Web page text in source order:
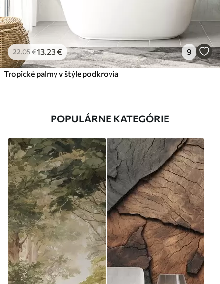
22.05€13 .23€ 9
Tropické palmy v štýle podkrovia
POPULÁRNE KATEGÓRIE